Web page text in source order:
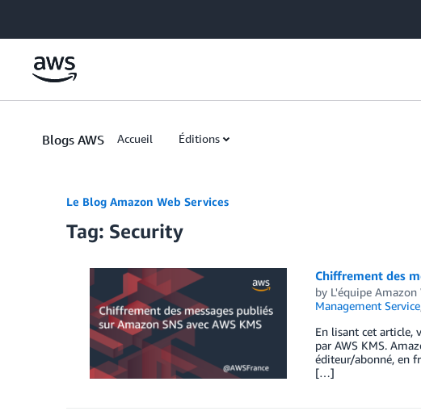
Blogs AWS Accueil Éditions
Le Blog Amazon Web Services
Tag: Security
Chiffrement des
by L'équipe Amazon
Management Service
En lisant cet article,
par AWS KMS.
éditeur/abonné, en
[…]